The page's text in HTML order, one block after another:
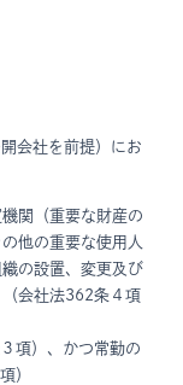
会社を前提）にお
関（重要な財産の
他の重要な使用人
の設置、変更及び
会社法362条４項
項）、かつ常勤の
）